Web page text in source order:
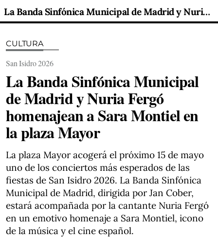
La Banda Sinfónica Municipal de Madrid y Nuria Fergó homenajean a Sara Montiel en la plaza Mayor
CULTURA
San Isidro 2026
La Banda Sinfónica Municipal
de Madrid y Nuria Fergó
homenajean a Sara Montiel en
la plaza Mayor
La plaza Mayor acogerá el próximo 15 de mayo
uno de los conciertos más esperados de las
fiestas de San Isidro 2026. La Banda Sinfónica
Municipal de Madrid, dirigida por Jan Cober,
estará acompañada por la cantante Nuria Fergó
en un emotivo homenaje a Sara Montiel, icono
de la música y el cine español.